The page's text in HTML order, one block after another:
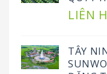
LIÊN
TÂY